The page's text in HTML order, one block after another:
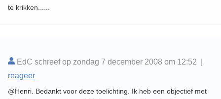
te krikken......
EdC schreef op zondag 7 december 2008 om 12:52 |
reageer
@Henri. Bedankt voor deze toelichting. Ik heb een objectief met